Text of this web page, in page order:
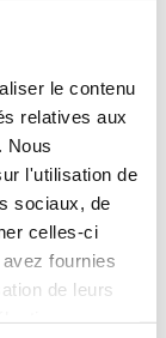
le contenu
relatives aux
Nous
l'utilisation de
sociaux, de
celles-ci
fournies
de leurs
carbone. Des
du
inchangées et
%.
Lire la